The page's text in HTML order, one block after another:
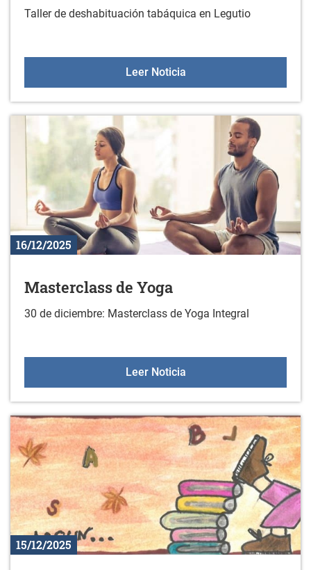
Taller de deshabituación tabáquica en Legutio
Leer Noticia¿Quieres dejar de
16/12/2025
Masterclass de Yoga
30 de diciembre: Masterclass de Yoga Integral
Leer NoticiaMasterclass de Yoga
15/12/2025